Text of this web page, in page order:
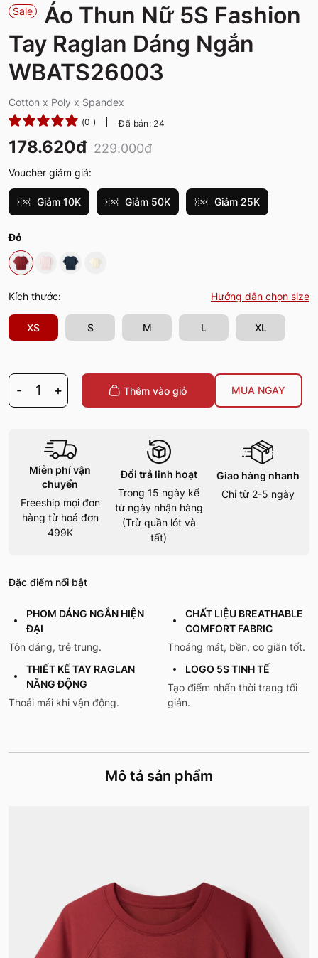
Sale
Áo Thun Nữ 5S Fashion
Tay Raglan Dáng Ngắn
WBATS26003
Cotton x Poly x Spandex
(0 ) Đã bán: 24
178.620đ 229.000đ
Voucher giảm giá:
Giảm 10K Giảm 50K Giảm 25K
Đỏ
Kích thước: Hướng dẫn chọn size
XS S M L XL
- 1 + Thêm vào giỏ MUA NGAY
Miễn phí vận
chuyển
Freeship mọi đơn
hàng từ hoá đơn
499K
Đổi trả linh hoạt
Trong 15 ngày kể
từ ngày nhận hàng
(Trừ quần lót và
tất)
Giao hàng nhanh
Chỉ từ 2-5 ngày
Đặc điểm nổi bật
PHOM DÁNG NGẮN HIỆN
ĐẠI
Tôn dáng, trẻ trung.
CHẤT LIỆU BREATHABLE
COMFORT FABRIC
Thoáng mát, bền, co giãn tốt.
THIẾT KẾ TAY RAGLAN
NĂNG ĐỘNG
Thoải mái khi vận động.
LOGO 5S TINH TẾ
Tạo điểm nhấn thời trang tối
giản.
Mô tả sản phẩm